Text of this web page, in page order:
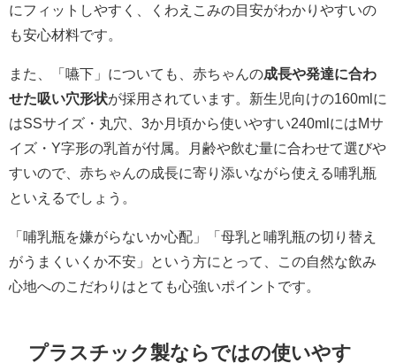
にフィットしやすく、くわえこみの目安がわかりやすいの
も安心材料です。
また、「嚥下」についても、赤ちゃんの成長や発達に合わ
せた吸い穴形状が採用されています。新生児向けの160mlに
はSSサイズ・丸穴、3か月頃から使いやすい240mlにはMサ
イズ・Y字形の乳首が付属。月齢や飲む量に合わせて選びや
すいので、赤ちゃんの成長に寄り添いながら使える哺乳瓶
といえるでしょう。
「哺乳瓶を嫌がらないか心配」「母乳と哺乳瓶の切り替え
がうまくいくか不安」という方にとって、この自然な飲み
心地へのこだわりはとても心強いポイントです。
プラスチック製ならではの使いやす